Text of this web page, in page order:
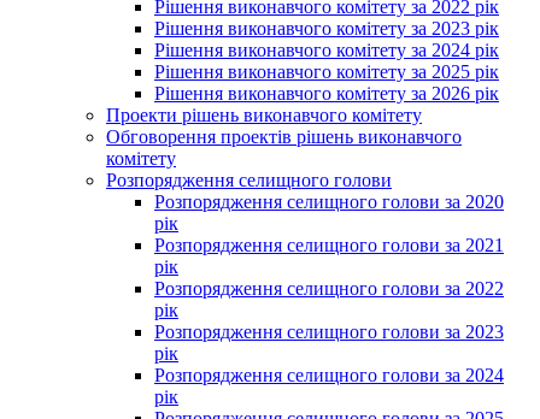
Рішення виконавчого комітету за 2022 рік
Рішення виконавчого комітету за 2023 рік
Рішення виконавчого комітету за 2024 рік
Рішення виконавчого комітету за 2025 рік
Рішення виконавчого комітету за 2026 рік
Проекти рішень виконавчого комітету
Обговорення проектів рішень виконавчого
комітету
Розпорядження селищного голови
Розпорядження селищного голови за 2020
рік
Розпорядження селищного голови за 2021
рік
Розпорядження селищного голови за 2022
рік
Розпорядження селищного голови за 2023
рік
Розпорядження селищного голови за 2024
рік